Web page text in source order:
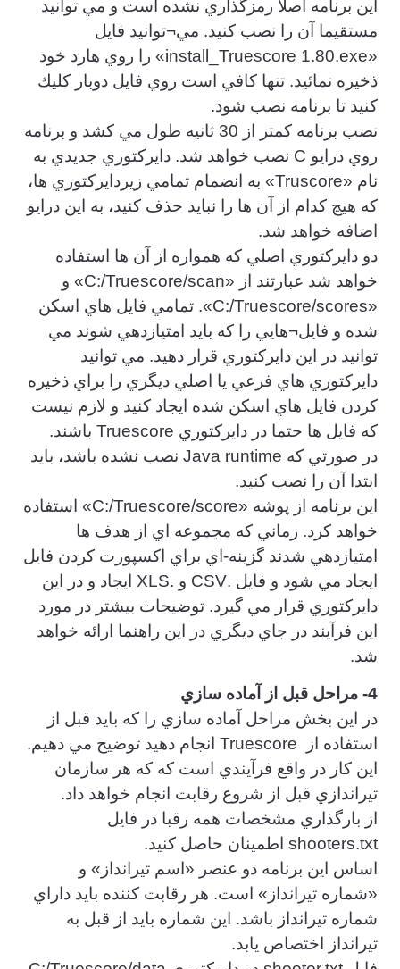
اين برنامه اصلا رمزگذاري نشده است و مي توانيد
مستقيما آن را نصب كنيد. مي¬توانيد فايل
«install_Truescore 1.80.exe» را روي هارد خود
ذخيره نمائيد. تنها كافي است روي فايل دوبار كليك
كنيد تا برنامه نصب شود.
نصب برنامه كمتر از 30 ثانيه طول مي كشد و برنامه
روي درايو C نصب خواهد شد. دايركتوري جديدي به
نام «Truscore» به انضمام تمامي زيردايركتوري ها،
كه هيچ كدام از آن ها را نبايد حذف كنيد، به اين درايو
اضافه خواهد شد.
دو دايركتوري اصلي كه همواره از آن ها استفاده
خواهد شد عبارتند از «C:/Truescore/scan» و
«C:/Truescore/scores». تمامي فايل هاي اسكن
شده و فايل¬هايي را كه بايد امتيازدهي شوند مي
توانيد در اين دايركتوري قرار دهيد. مي توانيد
دايركتوري هاي فرعي يا اصلي ديگري را براي ذخيره
كردن فايل هاي اسكن شده ايجاد كنيد و لازم نيست
كه فايل ها حتما در دايركتوري Truescore باشند.
در صورتي كه Java runtime نصب نشده باشد، بايد
ابتدا آن را نصب كنيد.
اين برنامه از پوشه «C:/Truescore/score» استفاده
خواهد كرد. زماني كه مجموعه اي از هدف ها
امتيازدهي شدند گزينه-اي براي اكسپورت كردن فايل
ايجاد مي شود و فايل .CSV و .XLS ايجاد و در اين
دايركتوري قرار مي گيرد. توضيحات بيشتر در مورد
اين فرآيند در جاي ديگري در اين راهنما ارائه خواهد
شد.
4- مراحل قبل از آماده سازي
در اين بخش مراحل آماده سازي را كه بايد قبل از
استفاده از Truescore انجام دهيد توضيح مي دهيم.
اين كار در واقع فرآيندي است كه كه هر سازمان
تيراندازي قبل از شروع رقابت انجام خواهد داد.
از بارگذاري مشخصات همه رقبا در فايل
shooters.txt اطمينان حاصل كنيد.
اساس اين برنامه دو عنصر «اسم تيرانداز» و
«شماره تيرانداز» است. هر رقابت كننده بايد داراي
شماره تيرانداز باشد. اين شماره بايد از قبل به
تيرانداز اختصاص يابد.